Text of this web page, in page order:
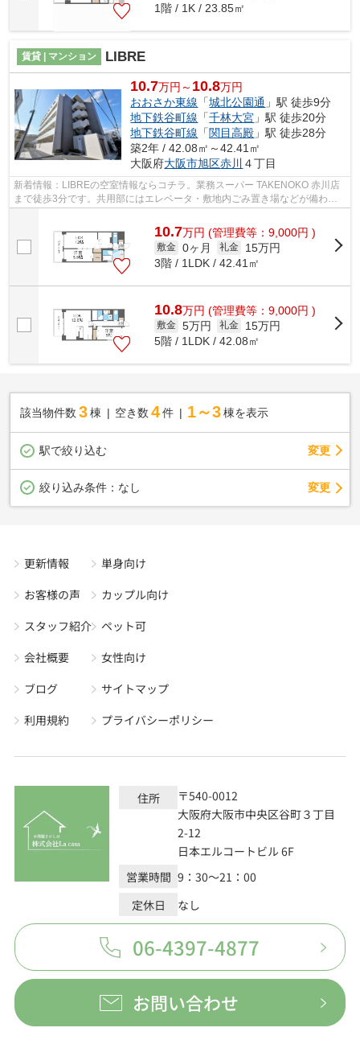
1階 / 1K / 23.85㎡
賃貸 | マンション LIBRE
10.7万円～ 10.8万円
おおさか東線 「城北公園通 」駅 徒歩9分
地下鉄谷町線 「千林大宮 」駅 徒歩20分
地下鉄谷町線 「関目高殿 」駅 徒歩28分
築2年 / 42.08㎡～42.41㎡
大阪府大阪市旭区赤川 ４丁目
新着情報：LIBREの空室情報ならコチラ。業務スーパー TAKENOKO 赤川店
まで徒歩3分です。共用部にはエレベータ・敷地内ごみ置き場などが備わっ
10.7万円 (管理費等：9,000円 )
敷金 0ヶ月 礼金
15万円
3階 / 1LDK / 42.41㎡
10.8万円 (管理費等：9,000円 )
敷金 5万円 礼金
15万円
5階 / 1LDK / 42.08㎡
該当物件数 3棟 空き数 4 件 1～3 棟を表示
駅で絞り込む 変更
絞り込み条件： なし 変更
更新情報
お客様の声
スタッフ紹介
会社概要
ブログ
利用規約
単身向け
カップル向け
ペット可
女性向け
サイトマップ
プライバシーポリシー
住所
〒540-0012
大阪府大阪市中央区谷町３丁目
2-12
日本エルコートビル 6F
営業時間 9：30～21：00
定休日
なし
06-4397-4877
お問い合わせ